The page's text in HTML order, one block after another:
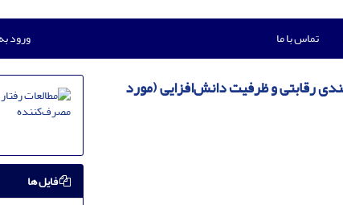
تماس با ما ورود
رقابتی و ظرفیت دانش‌افزایی (مورد
فایل ها